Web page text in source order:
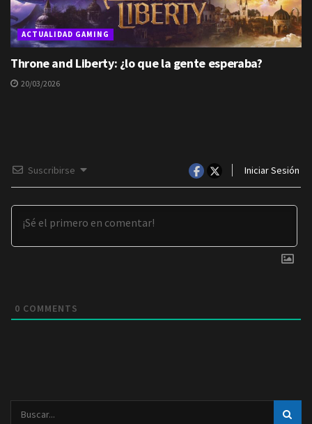
ACTUALIDAD GAMING
Throne and Liberty: ¿lo que la gente esperaba?
20/03/2026
Suscribirse Iniciar Sesión
0 COMMENTS